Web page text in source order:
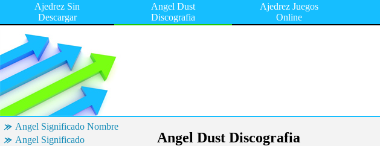
Ajedrez Sin
Descargar
Angel Dust
Discografia
Ajedrez Juegos
Online
Angel Significado Nombre
Angel Significado
Angel Dust Discografia